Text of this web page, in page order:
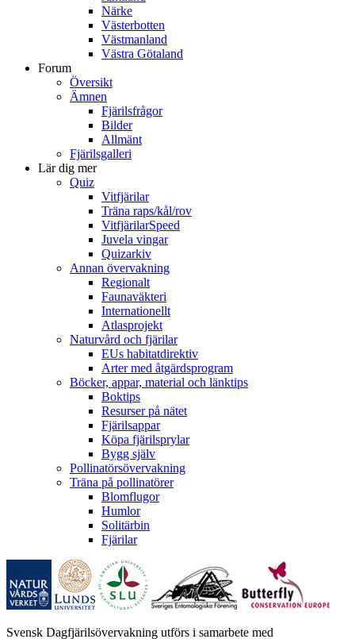
Närke
Västerbotten
Västmanland
Västra Götaland
Forum
Översikt
Ämnen
Fjärilsfrågor
Bilder
Allmänt
Fjärilsgalleri
Lär dig mer
Quiz
Vitfjärilar
Träna raps/kål/rov
VitfjärilarSpeed
Juvela vingar
Quizarkiv
Annan övervakning
Regionalt
Faunaväkteri
Internationellt
Atlasprojekt
Naturvård och fjärilar
EUs habitatdirektiv
Arter med åtgärdsprogram
Böcker, appar, material och länktips
Boktips
Resurser på nätet
Fjärilsappar
Köpa fjärilsprylar
Bygg själv
Pollinatörsövervakning
Träna på pollinatörer
Blomflugor
Humlor
Solitärbin
Fjärilar
Svensk Dagfjärilsövervakning utförs i samarbete med